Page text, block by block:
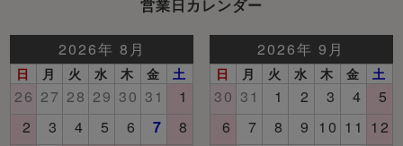
営業日カレンダー